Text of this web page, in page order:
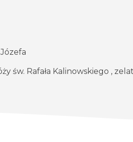
św. Rafała Kalinowskiego ,